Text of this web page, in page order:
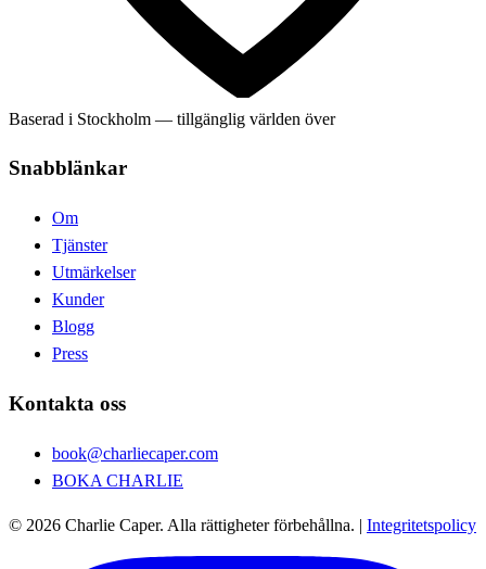
Baserad i Stockholm — tillgänglig världen över
Snabblänkar
Om
Tjänster
Utmärkelser
Kunder
Blogg
Press
Kontakta oss
book@charliecaper.com
BOKA CHARLIE
© 2026 Charlie Caper. Alla rättigheter förbehållna. | Integritetspolicy